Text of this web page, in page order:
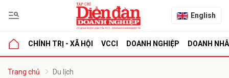
English
CHÍNH TRỊ - XÃ HỘI VCCI DOANH NGHIỆP DOANH
Trang chủ Du lịch
luận